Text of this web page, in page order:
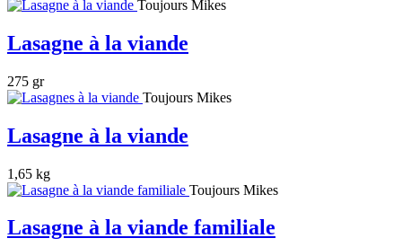
Toujours Mikes
Lasagne à la viande
275 gr
Toujours Mikes
Lasagne à la viande
1,65 kg
Toujours Mikes
Lasagne à la viande familiale